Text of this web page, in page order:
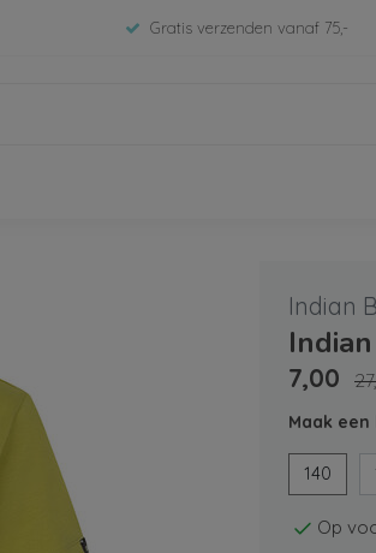
Gratis verzenden vanaf 75,-
Indian
7,00
Maak een
140
Op